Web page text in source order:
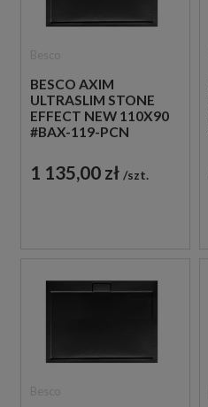
BESCO AXIM
ULTRASLIM STONE
EFFECT NEW 110X90
#BAX-119-PCN
KOMPOZYTOWY
PROSTOKĄTNY
1 135,00 zł szt.